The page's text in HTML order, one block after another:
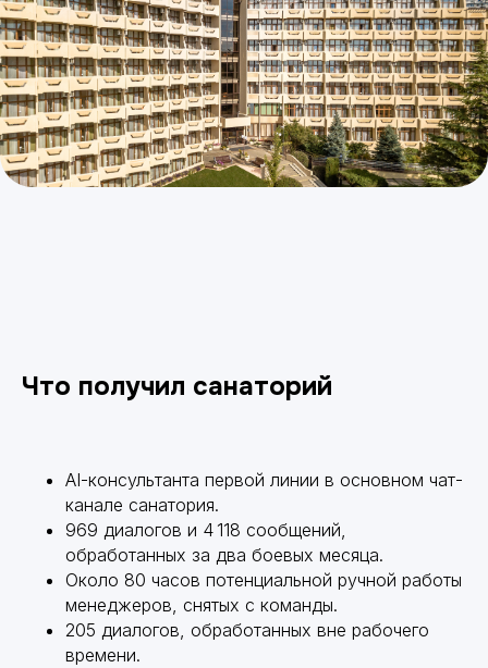
Что получил санаторий
AI-консультанта первой линии в основном чат-
канале санатория.
969 диалогов и 4 118 сообщений,
обработанных за два боевых месяца.
Около 80 часов потенциальной ручной работы
менеджеров, снятых с команды.
205 диалогов, обработанных вне рабочего
времени.